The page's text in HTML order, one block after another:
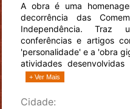
A obra é uma
decorrência das
Independência. Traz
conferências e artigos
'personalidade' e a 'obra
atividades
+ Ver Mais
Cidade: